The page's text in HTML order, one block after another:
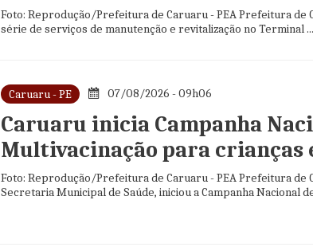
Foto: Reprodução/Prefeitura de Caruaru - PEA Prefeitura de
série de serviços de manutenção e revitalização no Terminal ...
Caruaru - PE 07/08/2026 - 09h06
Caruaru inicia Campanha
Multivacinação para crianças
Foto: Reprodução/Prefeitura de Caruaru - PEA Prefeitura de
Secretaria Municipal de Saúde, iniciou a Campanha Nacional